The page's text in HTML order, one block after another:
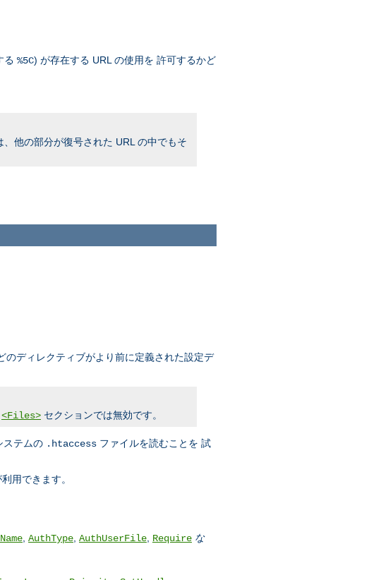
る %5C) が存在する URL の使用を 許可するかど
、他の部分が復号された URL の中でもそ
ディレクティブがより前に定義された設定デ
<Files> セクションでは無効です。
ステムの .htaccess ファイルを読むことを 試
用できます。
AuthType AuthUserFile Require な